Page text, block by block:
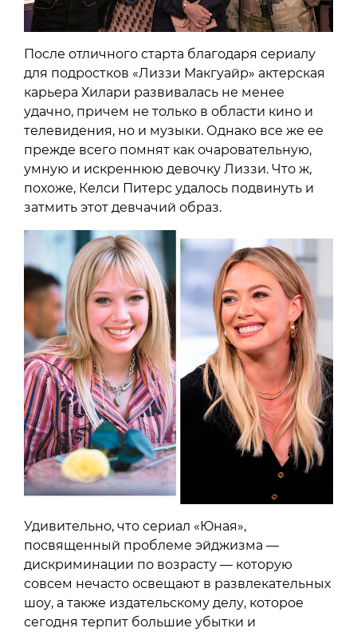
После отличного старта благодаря сериалу
для подростков «Лиззи Макгуайр» актерская
карьера Хилари развивалась не менее
удачно, причем не только в области кино и
телевидения, но и музыки. Однако все же ее
прежде всего помнят как очаровательную,
умную и искреннюю девочку Лиззи. Что ж,
похоже, Келси Питерс удалось подвинуть и
затмить этот девчачий образ.
Удивительно, что сериал «Юная»,
посвященный проблеме эйджизма —
дискриминации по возрасту — которую
совсем нечасто освещают в развлекательных
шоу, а также издательскому делу, которое
сегодня терпит большие убытки и